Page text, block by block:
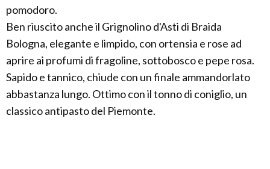
pomodoro.
Ben riuscito anche il Grignolino d'Asti di Braida
Bologna, elegante e limpido, con ortensia e rose ad
aprire ai profumi di fragoline, sottobosco e pepe rosa.
Sapido e tannico, chiude con un finale ammandorlato
abbastanza lungo. Ottimo con il tonno di coniglio, un
classico antipasto del Piemonte.